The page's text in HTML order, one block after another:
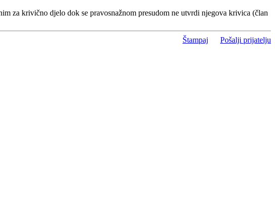
za krivično djelo dok se pravosnažnom presudom ne utvrdi njegova krivica (član
Štampaj Pošalji prijatelju